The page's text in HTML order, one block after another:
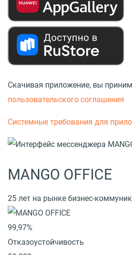
Скачивая приложение, вы
пользовательского соглашения
Системные требования для
MANGO OFFICE
25 лет на рынке бизнес-
99,97%
Отказоустойчивость